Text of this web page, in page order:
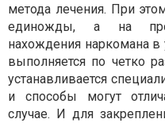
метода лечения. При
единожды, а на
нахождения наркомана
выполняется по четко
устанавливается
и способы могут
случае. И для